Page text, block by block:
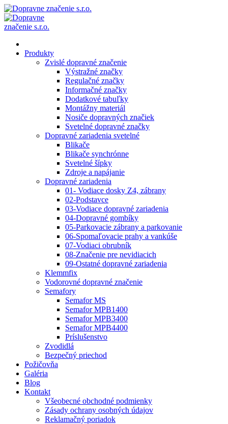
Produkty
Zvislé dopravné značenie
Výstražné značky
Regulačné značky
Informačné značky
Dodatkové tabuľky
Montážny materiál
Nosiče dopravných značiek
Svetelné dopravné značky
Dopravné zariadenia svetelné
Blikače
Blikače synchrónne
Svetelné šípky
Zdroje a napájanie
Dopravné zariadenia
01- Vodiace dosky Z4, zábrany
02-Podstavce
03-Vodiace dopravné zariadenia
04-Dopravné gombíky
05-Parkovacie zábrany a parkovanie
06-Spomaľovacie prahy a vankúše
07-Vodiaci obrubník
08-Značenie pre nevidiacich
09-Ostatné dopravné zariadenia
Klemmfix
Vodorovné dopravné značenie
Semafory
Semafor MS
Semafor MPB1400
Semafor MPB3400
Semafor MPB4400
Príslušenstvo
Zvodidlá
Bezpečný priechod
Požičovňa
Galéria
Blog
Kontakt
Všeobecné obchodné podmienky
Zásady ochrany osobných údajov
Reklamačný poriadok